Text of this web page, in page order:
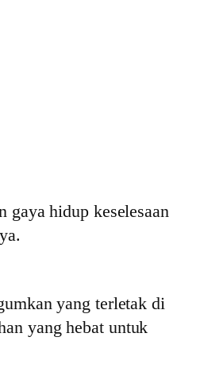
gaya hidup keselesaan
yang terletak di
yang hebat untuk